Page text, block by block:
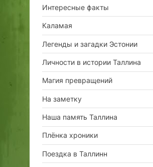
Интересные факты
Каламая
Легенды и загадки Эстонии
Личности в истории Таллина
Магия превращений
На заметку
Наша память Таллина
Плёнка хроники
Поездка в Таллинн